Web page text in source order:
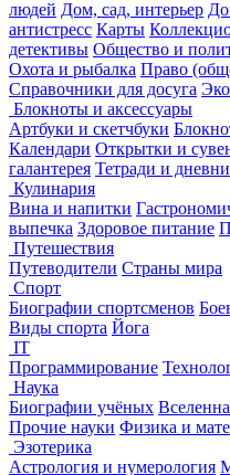
людей Дом, сад, интерьер
антистресс Карты
детективы Общество и
Охота и рыбалка Право
Справочники для досуга
Блокноты и аксессуары
Артбуки и скетчбуки
Календари Открытки и
галантерея Тетради и
Кулинария
Вина и напитки
выпечка Здоровое питание
Путешествия
Путеводители Страны мира
Спорт
Биографии спортсменов
Виды спорта Йога
IT
Программирование
Наука
Биографии учёных
Прочие науки Физика и
Эзотерика
Астрология и нумерология